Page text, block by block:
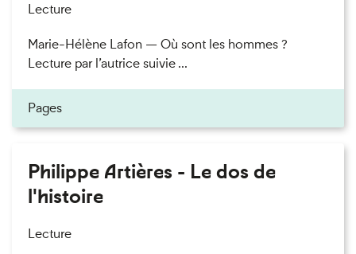
Lecture
Marie-Hélène Lafon — Où sont les hommes ?
Lecture par l’autrice suivie ...
Pages
Philippe Artières - Le dos de
l'histoire
Lecture